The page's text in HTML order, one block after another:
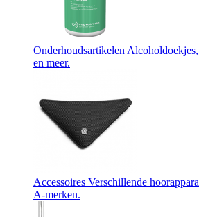
Onderhoudsartikelen
en meer.
Accessoires Verschillende
A-merken.